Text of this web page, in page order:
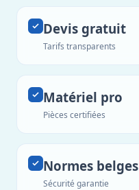
Devis gratuit
Tarifs transparents
Matériel pro
Pièces certifiées
Normes belges
Sécurité garantie